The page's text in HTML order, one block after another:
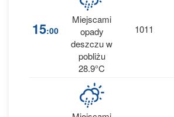
15:00
Miejscami
opady
deszczu w
pobliżu
28.9°C
1011